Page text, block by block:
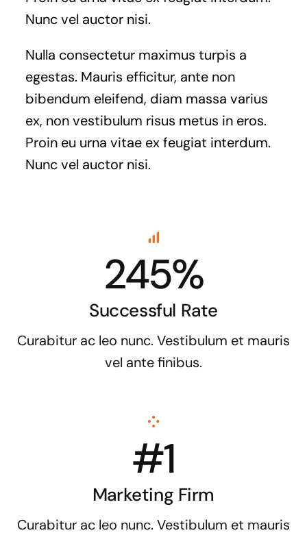
Nunc vel auctor nisi.
Nulla consectetur maximus turpis a
egestas. Mauris efficitur, ante non
bibendum eleifend, diam massa varius
ex, non vestibulum risus metus in eros.
Proin eu urna vitae ex feugiat interdum.
Nunc vel auctor nisi.
245%
Successful Rate
Curabitur ac leo nunc. Vestibulum et mauris
vel ante finibus.
#1
Marketing Firm
Curabitur ac leo nunc. Vestibulum et mauris